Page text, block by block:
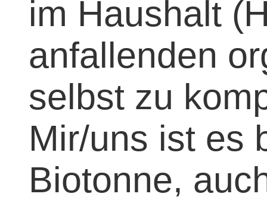
im Haushalt
anfallenden
selbst zu
Mir/uns ist es
Biotonne,